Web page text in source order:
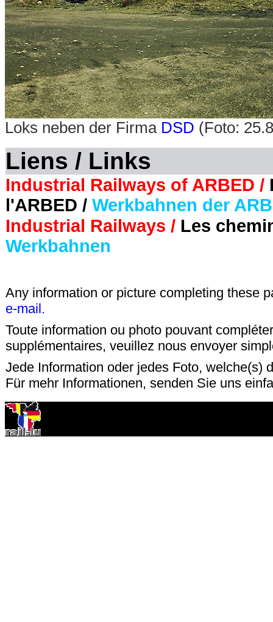
Loks neben der Firma DSD (Foto:
Liens / Links
Industrial Railways of ARBED /
l'ARBED / Werkbahnen der
Industrial Railways / Les
Werkbahnen
Any information or picture completing these
e-mail.
Toute information ou photo pouvant
supplémentaires, veuillez nous envoyer
Jede Information oder jedes Foto, welche(s)
Für mehr Informationen, senden Sie uns